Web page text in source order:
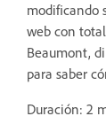
modificando
web con
Beaumont,
para saber
Duración: 2